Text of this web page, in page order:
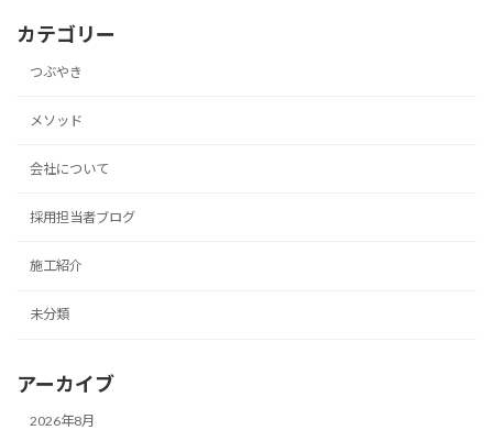
カテゴリー
つぶやき
メソッド
会社について
採用担当者ブログ
施工紹介
未分類
アーカイブ
2026年8月